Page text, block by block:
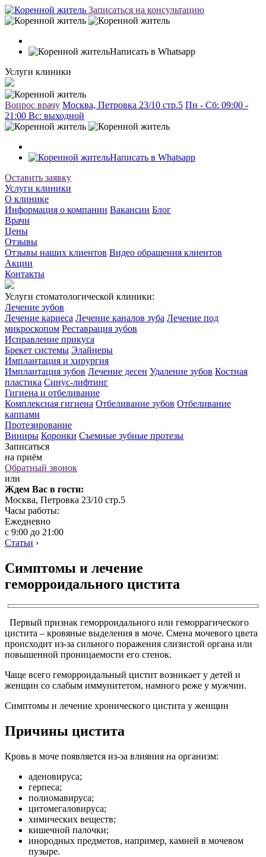
Записаться на консультацию
Написать в Whatsapp
Услуги клиники
Вопрос врачу Москва, Петровка 23/10 стр.5 Пн - Сб: 09:00 -
21:00 Вc: выходной
Написать в Whatsapp
Оставить заявку
Услуги клиники
О клинике
Информация о компании Вакансии Блог
Врачи
Цены
Отзывы
Отзывы наших клиентов Видео обращения клиентов
Акции
Контакты
Услуги стоматологической клиники:
Лечение зубов
Лечение кариеса Лечение каналов зуба Лечение под
микроскопом Реставрация зубов
Исправление прикуса
Брекет системы Элайнеры
Имплантация и хирургия
Имплантация зубов Лечение десен Удаление зубов Костная
пластика Синус-лифтинг
Гигиена и отбеливание
Комплексная гигиена Отбеливание зубов Отбеливание
каппами
Протезирование
Виниры Коронки Съемные зубные протезы
Записаться
на приём
Обратный звонок
или
Ждем Вас в гости:
Москва, Петровка 23/10 стр.5
Часы работы:
Ежедневно
с 9:00 до 21:00
Статьи ›
Симптомы и лечение
геморроидального цистита
Первый признак геморроидального или геморрагического
цистита – кровяные выделения в моче. Смена мочевого цвета
происходит из-за сильного поражения слизистой органа или
повышенной проницаемости его стенок.
Чаще всего геморроидальный цистит возникает у детей и
женщин со слабым иммунитетом, намного реже у мужчин.
Симптомы и лечение хронического цистита у женщин
Причины цистита
Кровь в моче появляется из-за влияния на организм:
аденовируса;
герпеса;
полиомавируса;
цитомегаловируса;
химических веществ;
кишечной палочки;
инородных предметов, например, камней в мочевом
пузыре.